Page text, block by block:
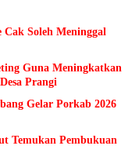
Soleh Meninggal
Guna Meningkatkan
Prangi
Gelar Porkab 2026
Temukan Pembukuan